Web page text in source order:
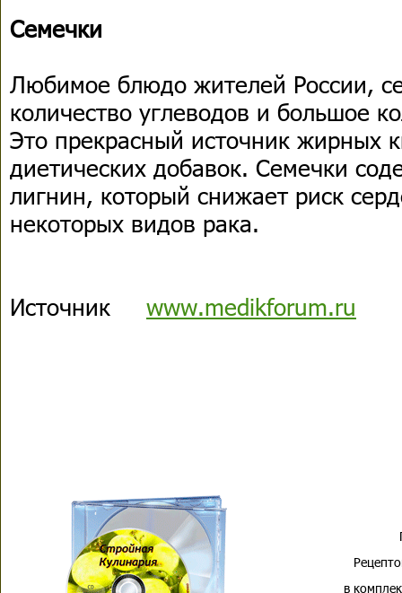
Семечки
Любимое блюдо жителей России,
количество углеводов и большое
Это прекрасный источник жирных
диетических добавок. Семечки
лигнин, который снижает риск
некоторых видов рака.
Источник www.medikforum.ru
в